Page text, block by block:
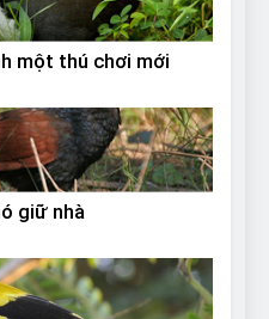
một thú chơi mới
giữ nhà